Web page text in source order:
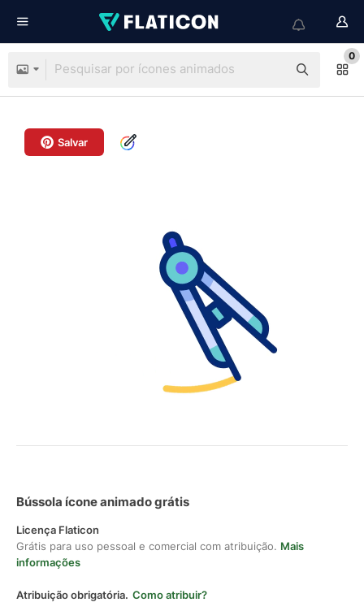
0
Salvar
Bússola ícone animado grátis
Licença Flaticon
Grátis para uso pessoal e comercial com atribuição. Mais
informações
Atribuição obrigatória. Como atribuir?